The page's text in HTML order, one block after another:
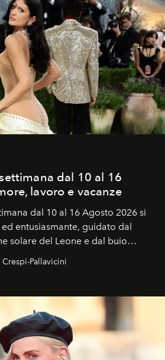
dal 10 al 16
lavoro e vacanze
dal 10 al 16 Agosto 2026 si
entusiasmante, guidato dal
solare del Leone e dal buio
nuova in Leone del 12 agosto,
Perseidi.
Pallavicini